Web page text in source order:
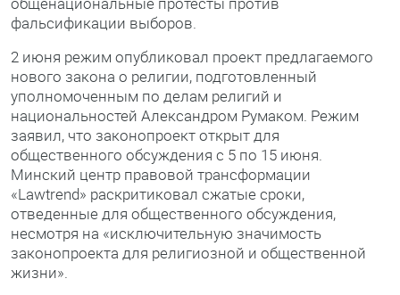
фальсификации выборов.
2 июня режим опубликовал проект предлагаемого
нового закона о религии, подготовленный
уполномоченным по делам религий и
национальностей Александром Румаком. Режим
заявил, что законопроект открыт для
общественного обсуждения с 5 по 15 июня.
Минский центр правовой трансформации
«Lawtrend» раскритиковал сжатые сроки,
отведенные для общественного обсуждения,
несмотря на «исключительную значимость
законопроекта для религиозной и общественной
жизни».